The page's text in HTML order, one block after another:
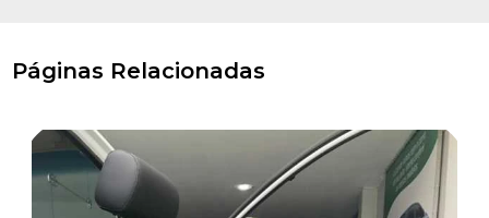
Páginas Relacionadas